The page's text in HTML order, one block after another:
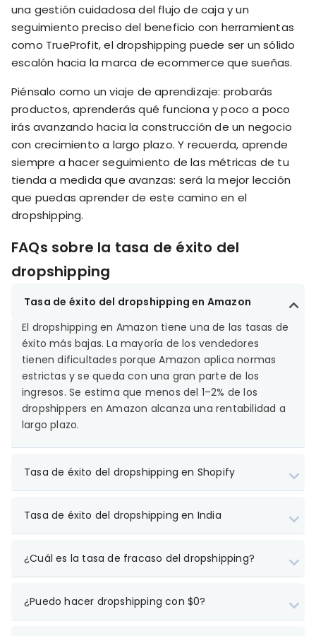
una gestión cuidadosa del flujo de caja y un
seguimiento preciso del beneficio con herramientas
como TrueProfit, el dropshipping puede ser un sólido
escalón hacia la marca de ecommerce que sueñas.
Piénsalo como un viaje de aprendizaje: probarás
productos, aprenderás qué funciona y poco a poco
irás avanzando hacia la construcción de un negocio
con crecimiento a largo plazo. Y recuerda, aprende
siempre a hacer seguimiento de las métricas de tu
tienda a medida que avanzas: será la mejor lección
que puedas aprender de este camino en el
dropshipping.
FAQs sobre la tasa de éxito del
dropshipping
Tasa de éxito del dropshipping en Amazon
El dropshipping en Amazon tiene una de las tasas de
éxito más bajas. La mayoría de los vendedores
tienen dificultades porque Amazon aplica normas
estrictas y se queda con una gran parte de los
ingresos. Se estima que menos del 1–2% de los
dropshippers en Amazon alcanza una rentabilidad a
largo plazo.
Tasa de éxito del dropshipping en Shopify
Tasa de éxito del dropshipping en India
¿Cuál es la tasa de fracaso del dropshipping?
¿Puedo hacer dropshipping con $0?